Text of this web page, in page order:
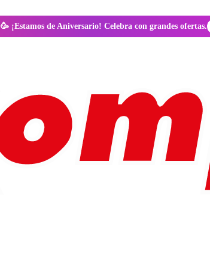
🥳 ¡Estamos de Aniversario! Celebra con grandes ofertas.